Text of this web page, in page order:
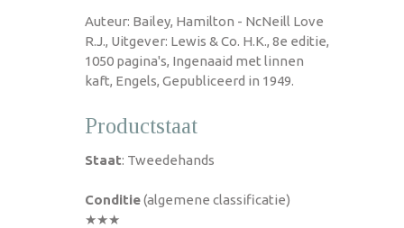
Auteur: Bailey, Hamilton - NcNeill Love
R.J., Uitgever: Lewis & Co. H.K., 8e editie,
1050 pagina's, Ingenaaid met linnen
kaft, Engels, Gepubliceerd in 1949.
Productstaat
Staat: Tweedehands
Conditie(algemene classificatie)
★★★